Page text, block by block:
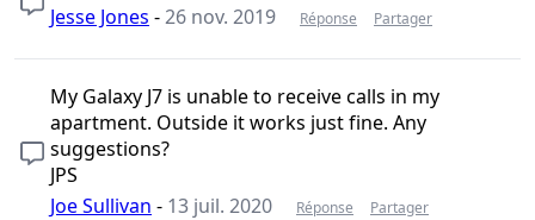
Jesse Jones -26 nov. 2019 Réponse Partager
My Galaxy J7 is unable to receive calls in my
apartment. Outside it works just fine. Any
suggestions?
JPS
Joe Sullivan - 13 juil. 2020 Réponse Partager